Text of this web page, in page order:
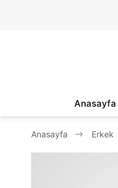
Anasayfa
Anasayfa Erkek